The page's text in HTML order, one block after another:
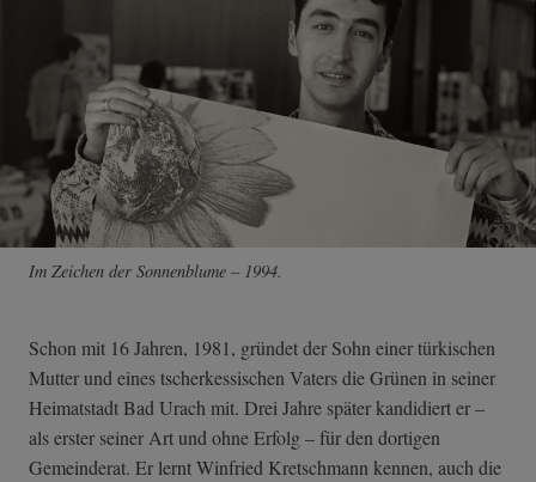
Im Zeichen der Sonnenblume – 1994.
Schon mit 16 Jahren, 1981, gründet der Sohn einer türkischen
Mutter und eines tscherkessischen Vaters die Grünen in seiner
Heimatstadt Bad Urach mit. Drei Jahre später kandidiert er –
als erster seiner Art und ohne Erfolg – für den dortigen
Gemeinderat. Er lernt Winfried Kretschmann kennen, auch die